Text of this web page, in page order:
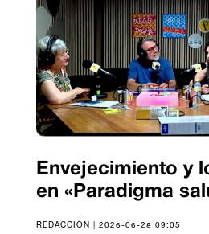
Envejecimiento y
en «Paradigma
REDACCIÓN | 2026-06-28 09:05